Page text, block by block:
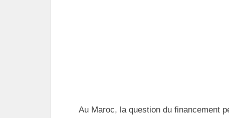
Au Maroc, la question du financement